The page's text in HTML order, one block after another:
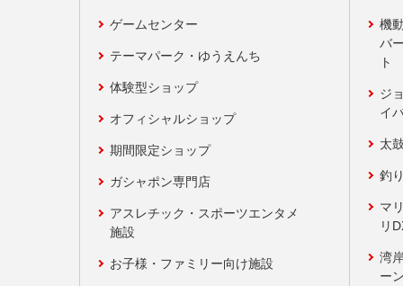
ゲームセンター
テーマパーク・ゆうえんち
体験型ショップ
オフィシャルショップ
期間限定ショップ
ガシャポン専門店
アスレチック・スポーツエンタメ
施設
お子様・ファミリー向け施設
機
バ
ト
ジ
イ
太
釣
マ
リ
湾
ー